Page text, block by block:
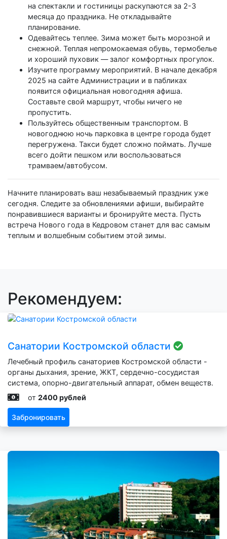
на спектакли и гостиницы раскупаются за 2-3
месяца до праздника. Не откладывайте
планирование.
Одевайтесь теплее. Зима может быть морозной и
снежной. Теплая непромокаемая обувь, термобелье
и хороший пуховик — залог комфортных прогулок.
Изучите программу мероприятий. В начале декабря
2025 на сайте Администрации и в пабликах
появится официальная новогодняя афиша.
Составьте свой маршрут, чтобы ничего не
пропустить.
Пользуйтесь общественным транспортом. В
новогоднюю ночь парковка в центре города будет
перегружена. Такси будет сложно поймать. Лучше
всего дойти пешком или воспользоваться
трамваем/автобусом.
Начните планировать ваш незабываемый праздник уже
сегодня. Следите за обновлениями афиши, выбирайте
понравившиеся варианты и бронируйте места. Пусть
встреча Нового года в Кедровом станет для вас самым
теплым и волшебным событием этой зимы.
Рекомендуем:
Санатории Костромской области
Лечебный профиль санаториев Костромской области -
органы дыхания, зрение, ЖКТ, сердечно-сосудистая
система, опорно-двигательный аппарат, обмен веществ.
от 2400 рублей
Забронировать